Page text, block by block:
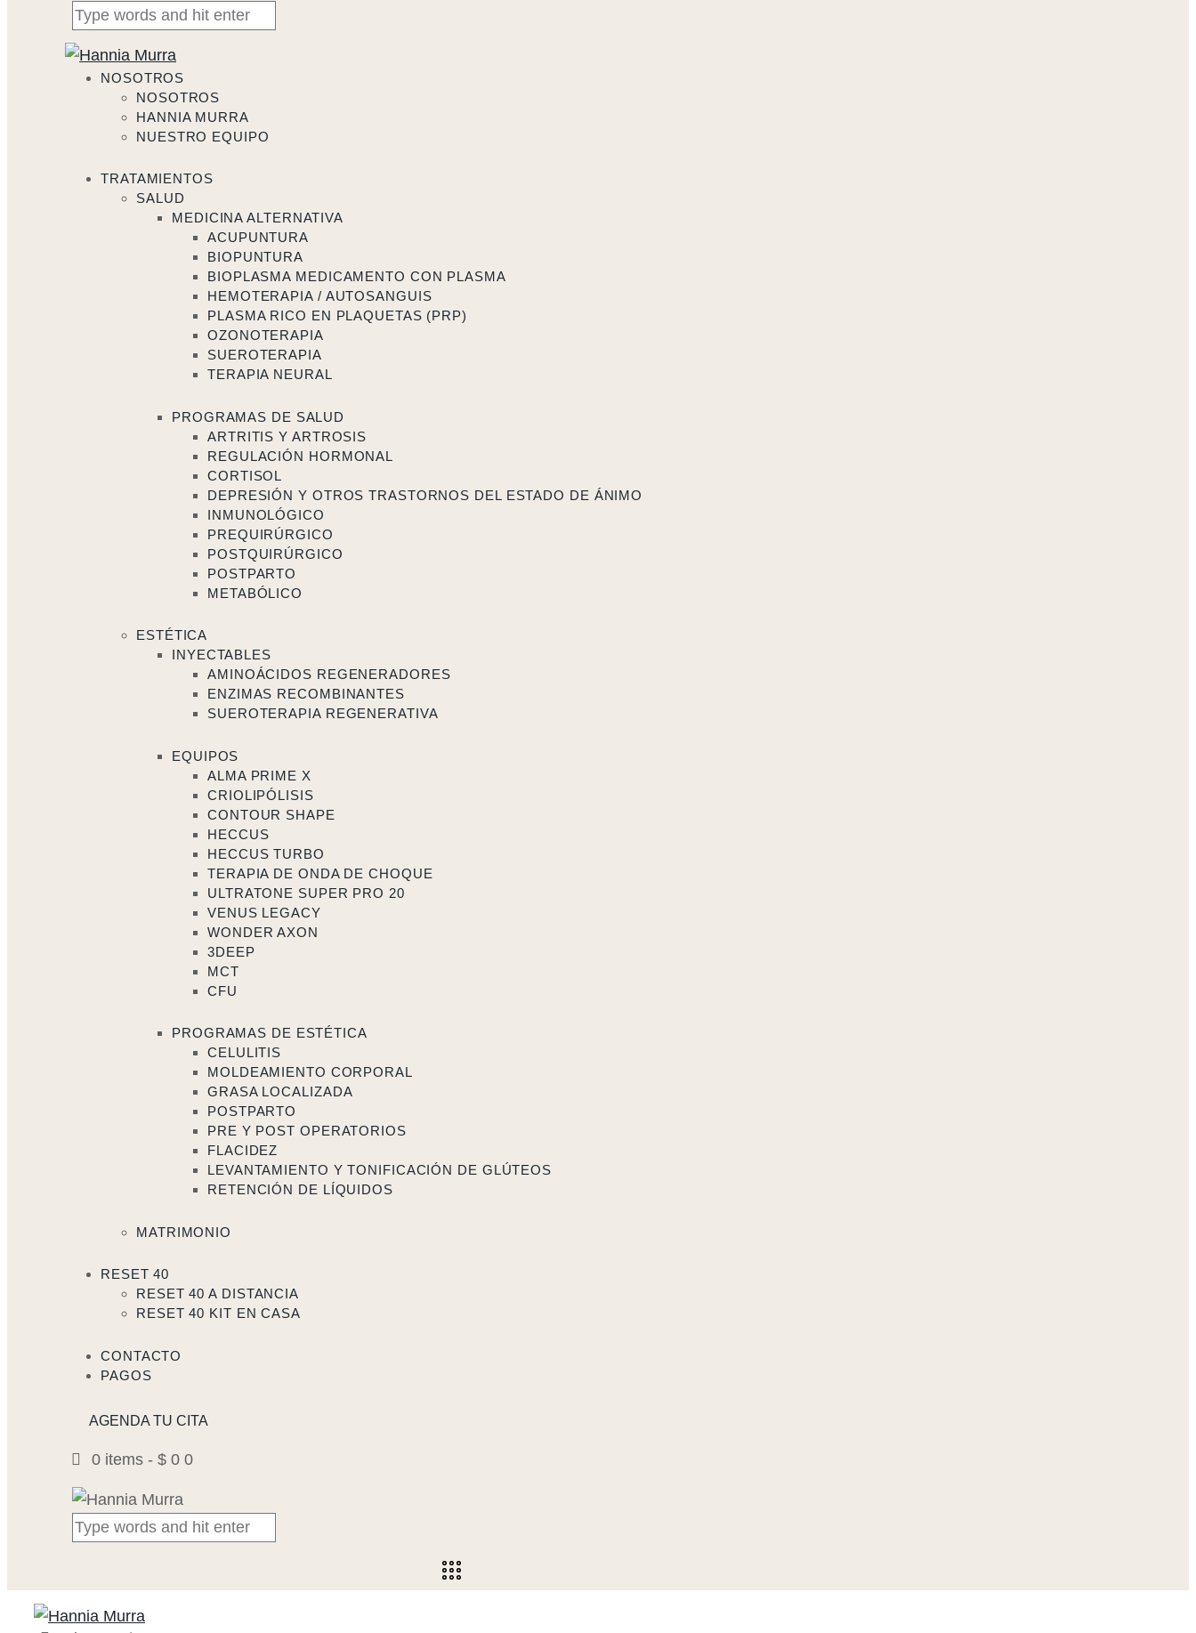
NOSOTROS
NOSOTROS
HANNIA MURRA
NUESTRO EQUIPO
TRATAMIENTOS
SALUD
MEDICINA ALTERNATIVA
ACUPUNTURA
BIOPUNTURA
BIOPLASMA MEDICAMENTO CON PLASMA
HEMOTERAPIA / AUTOSANGUIS
PLASMA RICO EN PLAQUETAS (PRP)
OZONOTERAPIA
SUEROTERAPIA
TERAPIA NEURAL
PROGRAMAS DE SALUD
ARTRITIS Y ARTROSIS
REGULACIÓN HORMONAL
CORTISOL
DEPRESIÓN Y OTROS TRASTORNOS DEL ESTADO DE ÁNIMO
INMUNOLÓGICO
PREQUIRÚRGICO
POSTQUIRÚRGICO
POSTPARTO
METABÓLICO
ESTÉTICA
INYECTABLES
AMINOÁCIDOS REGENERADORES
ENZIMAS RECOMBINANTES
SUEROTERAPIA REGENERATIVA
EQUIPOS
ALMA PRIME X
CRIOLIPÓLISIS
CONTOUR SHAPE
HECCUS
HECCUS TURBO
TERAPIA DE ONDA DE CHOQUE
ULTRATONE SUPER PRO 20
VENUS LEGACY
WONDER AXON
3DEEP
MCT
CFU
PROGRAMAS DE ESTÉTICA
CELULITIS
MOLDEAMIENTO CORPORAL
GRASA LOCALIZADA
POSTPARTO
PRE Y POST OPERATORIOS
FLACIDEZ
LEVANTAMIENTO Y TONIFICACIÓN DE GLÚTEOS
RETENCIÓN DE LÍQUIDOS
MATRIMONIO
RESET 40
RESET 40 A DISTANCIA
RESET 40 KIT EN CASA
CONTACTO
PAGOS
AGENDA TU CITA
0 items - $ 0 0